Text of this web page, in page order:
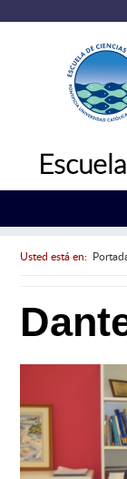
Usted está en: